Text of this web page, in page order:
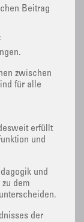
Beitrag
zwischen
für alle
erfüllt
und
und
dem
der